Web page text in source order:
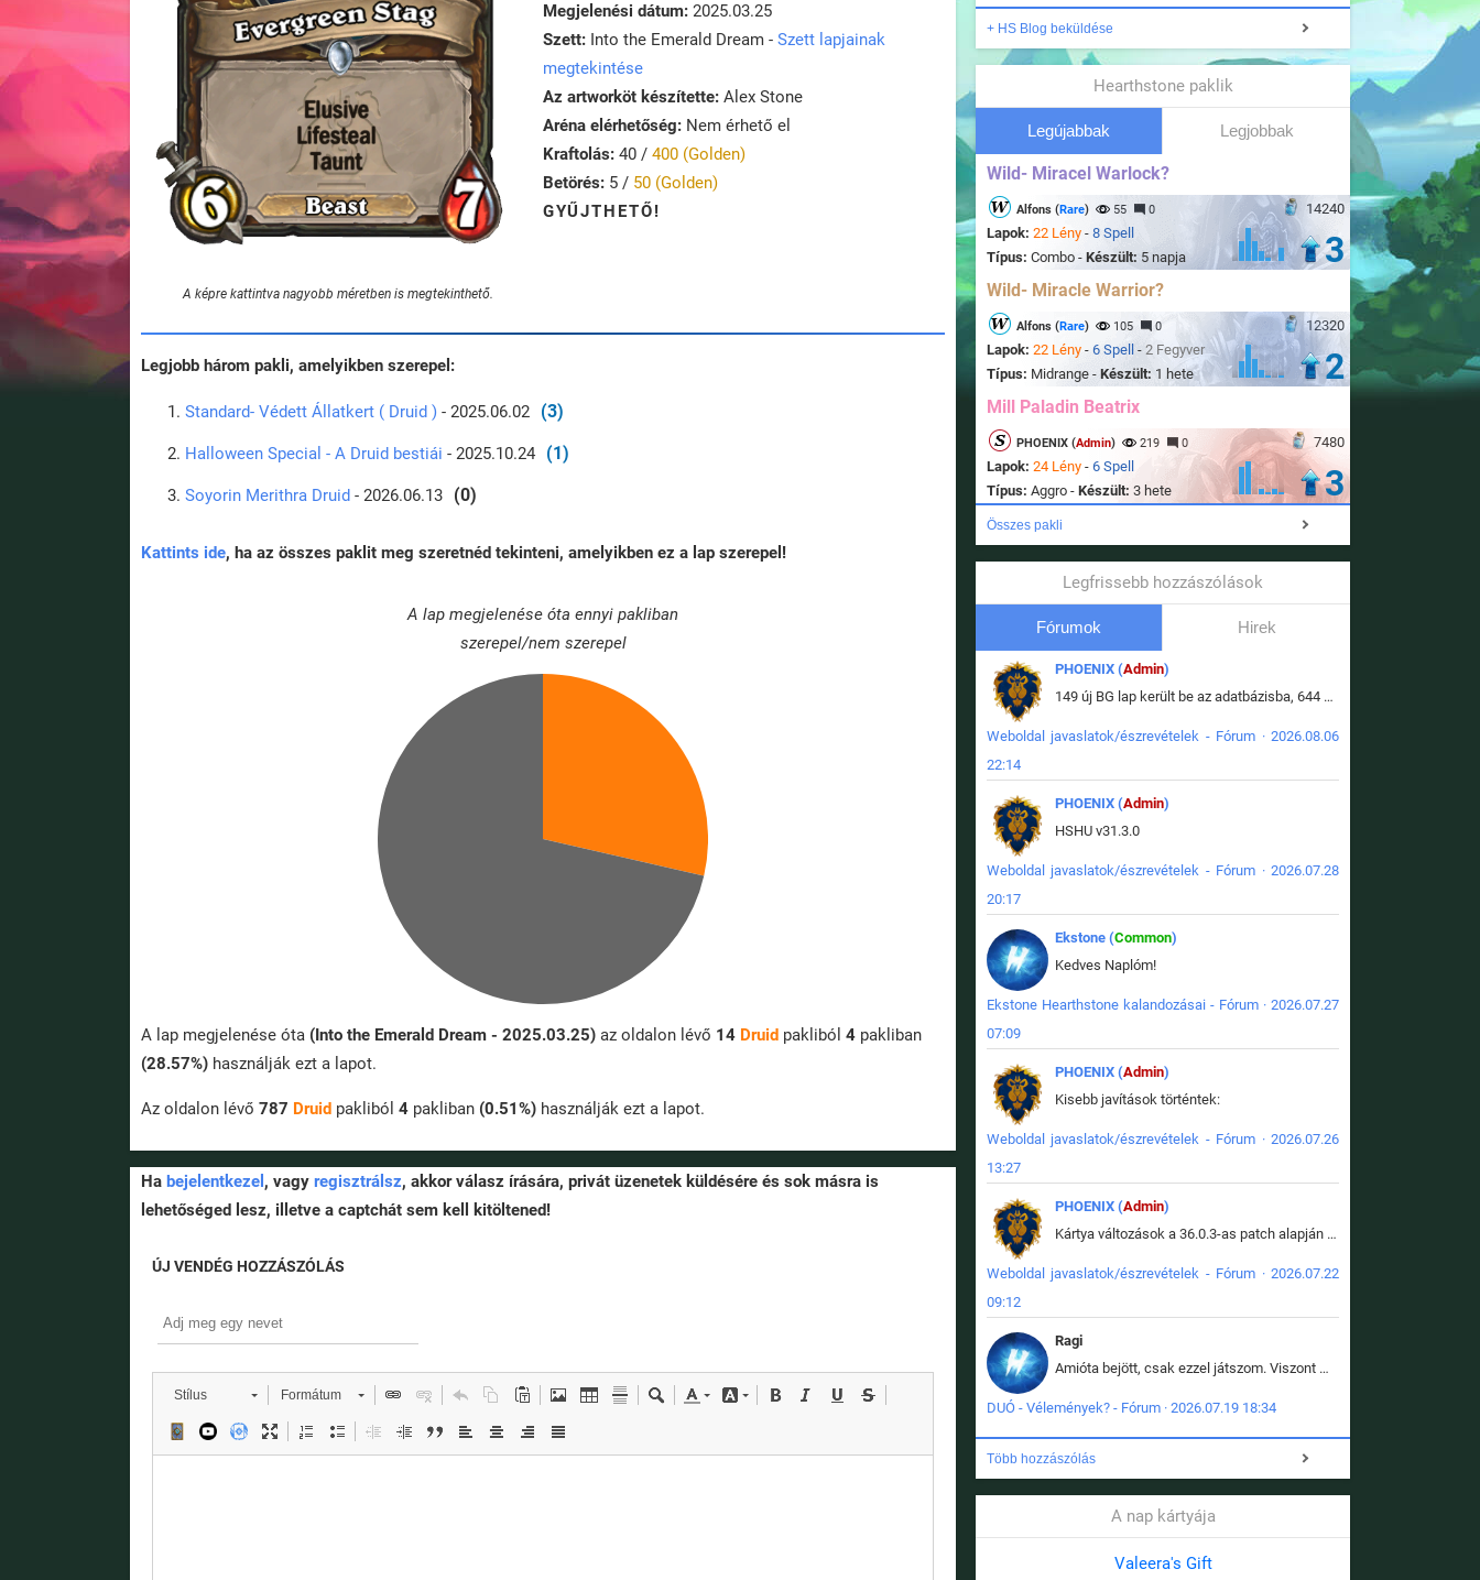
A képre kattintva nagyobb méretben is megtekinthető.
Megjelenési dátum: 2025.03.25
Szett: Into the Emerald Dream - Szett lapjainak
megtekintése
Az artworköt készítette: Alex Stone
Aréna elérhetőség: Nem érhető el
Kraftolás: 40 / 400 (Golden)
Betörés: 5 / 50 (Golden)
GYŰJTHETŐ!
Legjobb három pakli, amelyikben szerepel:
Standard- Védett Állatkert ( Druid ) - 2025.06.02 (3)
Halloween Special - A Druid bestiái - 2025.10.24 (1)
Soyorin Merithra Druid - 2026.06.13 (0)
Kattints ide, ha az összes paklit meg szeretnéd tekinteni, amelyikben ez a lap szerepel!
A lap megjelenése óta ennyi pakliban
szerepel/nem szerepel
A lap megjelenése óta (Into the Emerald Dream - 2025.03.25) az oldalon lévő 14 Druid pakliból 4 pakliban
(28.57%) használják ezt a lapot.
Az oldalon lévő 787 Druid pakliból 4 pakliban (0.51%) használják ezt a lapot.
Ha bejelentkezel , vagy regisztrálsz, akkor válasz írására, privát üzenetek küldésére és sok másra is
lehetőséged lesz, illetve a captchát sem kell kitöltened!
ÚJ VENDÉG HOZZÁSZÓLÁS
Stílus Formátum
+ HS Blog beküldése
Hearthstone paklik
Legújabbak Legjobbak
Wild- Miracel Warlock?
14240
Alfons (Rare) 55 0
Lapok: 22 Lény - 8 Spell
Típus: Combo - Készült: 5 napja 3
Wild- Miracle Warrior?
12320
Alfons (Rare) 105 0
Lapok: 22 Lény - 6 Spell - 2 Fegyver
Típus: Midrange - Készült: 1 hete 2
Mill Paladin Beatrix
7480
PHOENIX (Admin) 219 0
Lapok: 24 Lény - 6 Spell
Típus: Aggro - Készült: 3 hete 3
Összes pakli
Legfrissebb hozzászólások
Fórumok Hirek
PHOENIX (Admin)
149 új BG lap került be az adatbázisba, 644 db meglévő BG lap módosult, bekerültek az új képek a megváltozott lapokhoz is.
Weboldal javaslatok/észrevételek - Fórum · 2026.08.06
22:14
PHOENIX (Admin)
HSHU v31.3.0
Weboldal javaslatok/észrevételek - Fórum · 2026.07.28
20:17
Ekstone (Common)
Kedves Naplóm!
Ekstone Hearthstone kalandozásai - Fórum · 2026.07.27
07:09
PHOENIX (Admin)
Kisebb javítások történtek:
Weboldal javaslatok/észrevételek - Fórum · 2026.07.26
13:27
PHOENIX (Admin)
Kártya változások a 36.0.3-as patch alapján frissítve az adatbázisban (képek is cserélve).
Weboldal javaslatok/észrevételek - Fórum · 2026.07.22
09:12
Ragi
Amióta bejött, csak ezzel játszom. Viszont mint minden más - akár az alapjáték is, ez is baromira összetett lett. Néha már pár kör után is esélytelen az egész. Vagy irreállisan túltápol valaki, vagy lelép a partner, vagy csak hülye mint a segg. És amikor eljönne az én időm, na akkor jön el mindenki másé is. Engem jobban érdekelne, hogy ki milyen ratingen szokott játszani. Na ez lenne egy érdekes adat.
DUÓ - Vélemények? - Fórum · 2026.07.19 18:34
Több hozzászólás
A nap kártyája
Valeera's Gift